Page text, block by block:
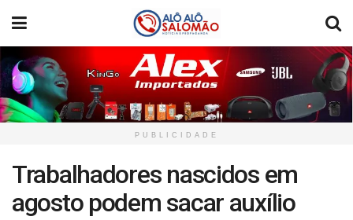
PUBLICIDADE
Trabalhadores nascidos em
agosto podem sacar auxílio